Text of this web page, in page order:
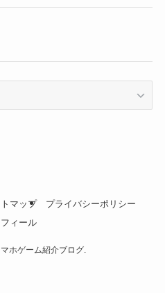
マップ
プライバシーポリシー
ィール
ホゲーム紹介ブログ.